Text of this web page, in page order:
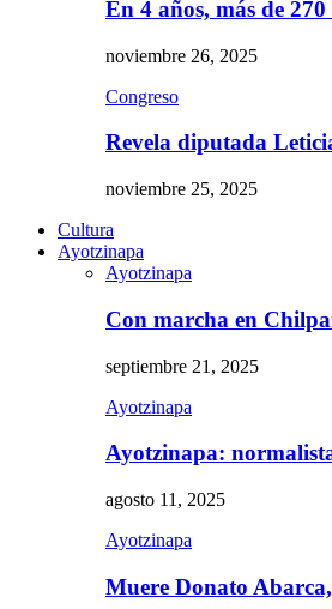
En 4 años, más de
noviembre 26, 2025
Congreso
Revela diputada
noviembre 25, 2025
Cultura
Ayotzinapa
Ayotzinapa
Con marcha en
septiembre 21, 2025
Ayotzinapa
Ayotzinapa:
agosto 11, 2025
Ayotzinapa
Muere Donato